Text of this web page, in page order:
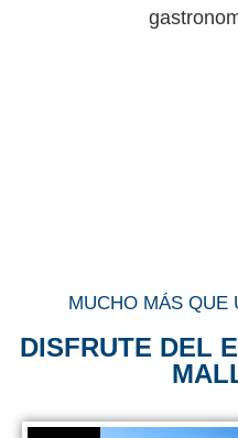
MUCHO MÁS QUE
DISFRUTE DEL